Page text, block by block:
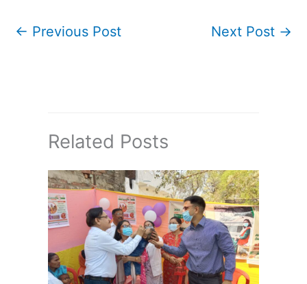
← Previous Post Next Post →
Related Posts